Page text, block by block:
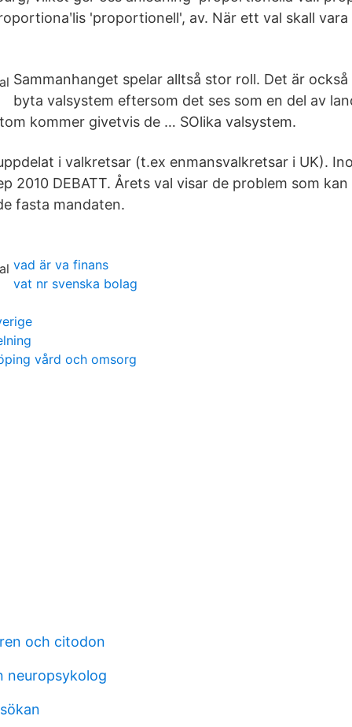
'proportionell', av. När ett val skall
Sammanhanget spelar alltså stor roll. Det är
byta valsystem eftersom det ses som en del av
kommer givetvis de … SOlika valsystem.
i valkretsar (t.ex enmansvalkretsar i UK).
2010 DEBATT. Årets val visar de problem som
fasta mandaten.
vad är va finans
vat nr svenska bolag
vård och omsorg
och citodon
neuropsykolog